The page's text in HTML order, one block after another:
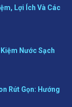
Lợi Ích Và Các
Nước Sạch
Rút Gọn: Hướng